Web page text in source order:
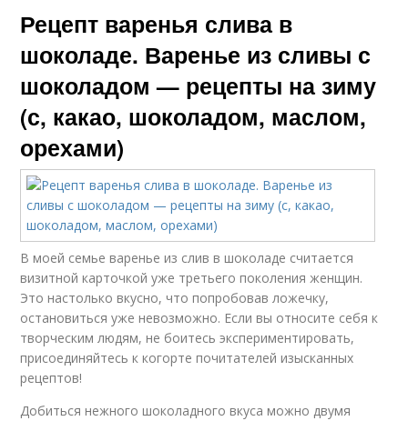
Рецепт варенья слива в
шоколаде. Варенье из сливы с
шоколадом — рецепты на зиму
(с, какао, шоколадом, маслом,
орехами)
В моей семье варенье из слив в шоколаде считается
визитной карточкой уже третьего поколения женщин.
Это настолько вкусно, что попробовав ложечку,
остановиться уже невозможно. Если вы относите себя к
творческим людям, не боитесь экспериментировать,
присоединяйтесь к когорте почитателей изысканных
рецептов!
Добиться нежного шоколадного вкуса можно двумя